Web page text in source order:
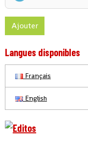
Ajouter
Langues disponibles
Français
English